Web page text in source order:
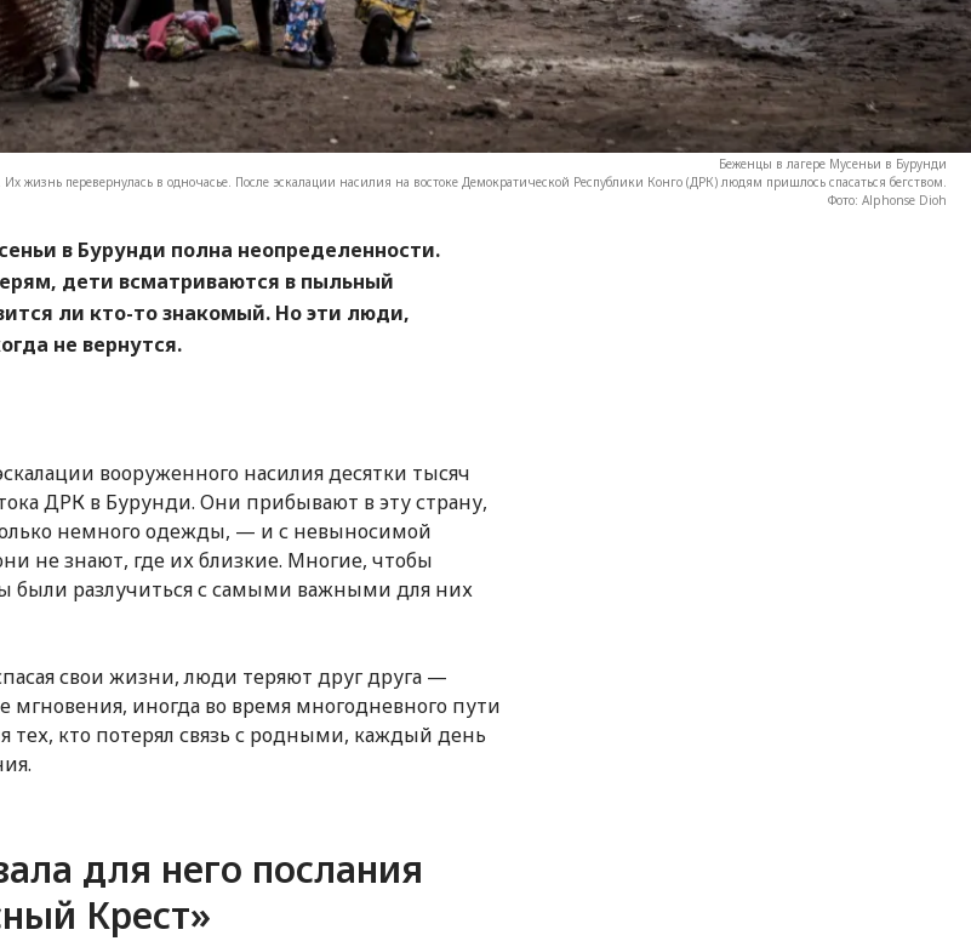
Беженцы в лагере Мусеньи в Бурунди
перевернулась в одночасье. После эскалации насилия на востоке Демократической Республики Конго (ДРК) людям пришлось спасаться бегством.
Фото: Alphonse Dioh
в Бурунди полна неопределенности.
дети всматриваются в пыльный
ли кто-то знакомый. Но эти люди,
не вернутся.
вооруженного насилия десятки тысяч
ДРК в Бурунди. Они прибывают в эту страну,
немного одежды, — и с невыносимой
не знают, где их близкие. Многие, чтобы
разлучиться с самыми важными для них
свои жизни, люди теряют друг друга —
мгновения, иногда во время многодневного пути
тех, кто потерял связь с родными, каждый день
для него послания
Крест»